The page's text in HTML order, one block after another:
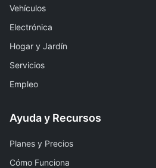
Vehículos
Electrónica
Hogar y Jardín
Servicios
Empleo
Ayuda y Recursos
Planes y Precios
Cómo Funciona